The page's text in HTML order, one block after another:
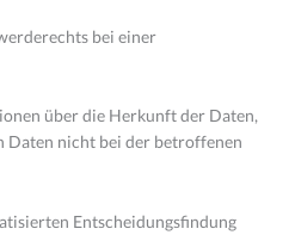
bei einer
über die Herkunft der Daten,
Daten nicht bei der betroffenen
Entscheidungsfindung